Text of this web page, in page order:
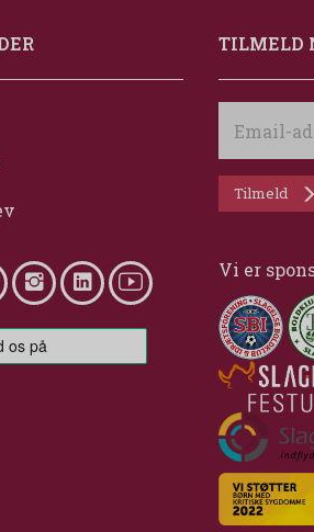
TILMELD
adresse
Tilmeld
Vi er